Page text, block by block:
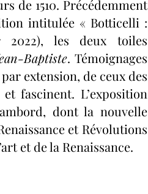
de 1510. Précédemment
intitulée « Botticelli :
2022), les deux toiles
Baptiste. Témoignages
extension, de ceux des
fascinent. L’exposition
dont la nouvelle
et Révolutions
et de la Renaissance.